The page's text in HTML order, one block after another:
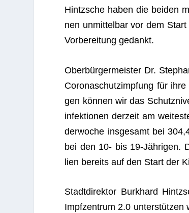
Hintzsche haben die bei­den
nen unmit­tel­bar vor dem
Vor­be­rei­tung gedankt.
Ober­bür­ger­meis­ter Dr.
Coro­naschutz­imp­fung für
gen kön­nen wir das
in­fek­tio­nen der­zeit am
der­wo­che ins­ge­samt bei
bei den 10- bis 19-Jäh­ri­gen.
lien bereits auf den Start der
Stadt­di­rek­tor Burk­hard
Impf­zen­trum 2.0 unter­stüt­zen